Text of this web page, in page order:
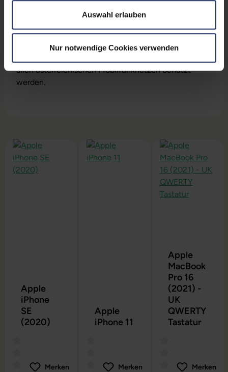
Auswahl erlauben
Nur notwendige Cookies verwenden
können wir keine Garantieleistungen auf Akkus und
deren Laufzeiten übernehmen.
allen österreichischen Mobilfunknetzen benutzt
werden.
Produktgalerie überspringen
Apple
iPhone
SE
(2020)
Merken
Apple
iPhone 11
Merken
Apple
MacBook
Pro 16
(2021) -
UK
QWERTY
Tastatur
Merken